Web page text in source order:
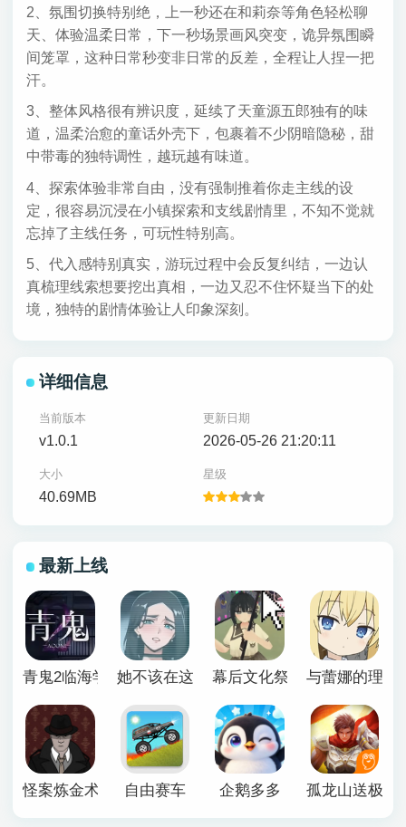
2、氛围切换特别绝，上一秒还在和莉奈等角色轻松聊
天、体验温柔日常，下一秒场景画风突变，诡异氛围瞬
间笼罩，这种日常秒变非日常的反差，全程让人捏一把
汗。
3、整体风格很有辨识度，延续了天童源五郎独有的味
道，温柔治愈的童话外壳下，包裹着不少阴暗隐秘，甜
中带毒的独特调性，越玩越有味道。
4、探索体验非常自由，没有强制推着你走主线的设
定，很容易沉浸在小镇探索和支线剧情里，不知不觉就
忘掉了主线任务，可玩性特别高。
5、代入感特别真实，游玩过程中会反复纠结，一边认
真梳理线索想要挖出真相，一边又忍不住怀疑当下的处
境，独特的剧情体验让人印象深刻。
详细信息
当前版本
v1.0.1
更新日期
2026-05-26 21:20:11
大小
40.69MB
星级
最新上线
青鬼2临海学校她不该在这里官方版幕后文化祭游戏与蕾娜的理想
怪案炼金术师 自由赛车 企鹅多多 孤龙山送极品